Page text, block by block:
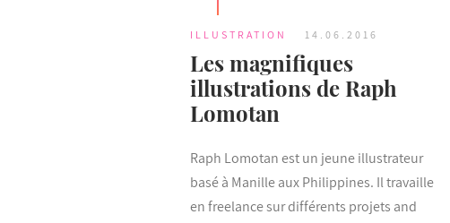
ILLUSTRATION 14.06.2016
Les magnifiques
illustrations de Raph
Lomotan
Raph Lomotan est un jeune illustrateur
basé à Manille aux Philippines. Il travaille
en freelance sur différents projets and